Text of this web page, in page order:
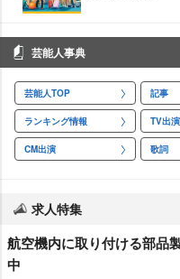
芸能人事典
芸能人TOP 記事
ランキング情報 TV出演
CM出演 歌詞
求人特集
航空機内に取り付ける部品
中